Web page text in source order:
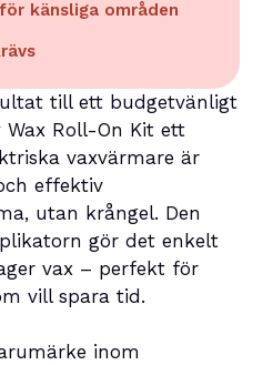
känsliga områden
till ett budgetvänligt
Wax Roll-On Kit ett
vaxvärmare är
effektiv
utan krångel. Den
gör det enkelt
vax – perfekt för
vill spara tid.
inom